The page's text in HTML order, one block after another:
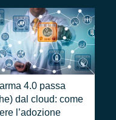
4.0 passa
dal cloud: come
l’adozione